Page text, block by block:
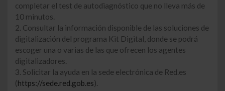
completar el test de autodiagnóstico que no lleva más de
10 minutos.
2. Consultar la información disponible de las soluciones de
digitalización del programa Kit Digital, donde se podrá
escoger una o varias de las que ofrecen los agentes
digitalizadores.
3. Solicitar la ayuda en la sede electrónica de Red.es
(https://sede.red.gob.es).